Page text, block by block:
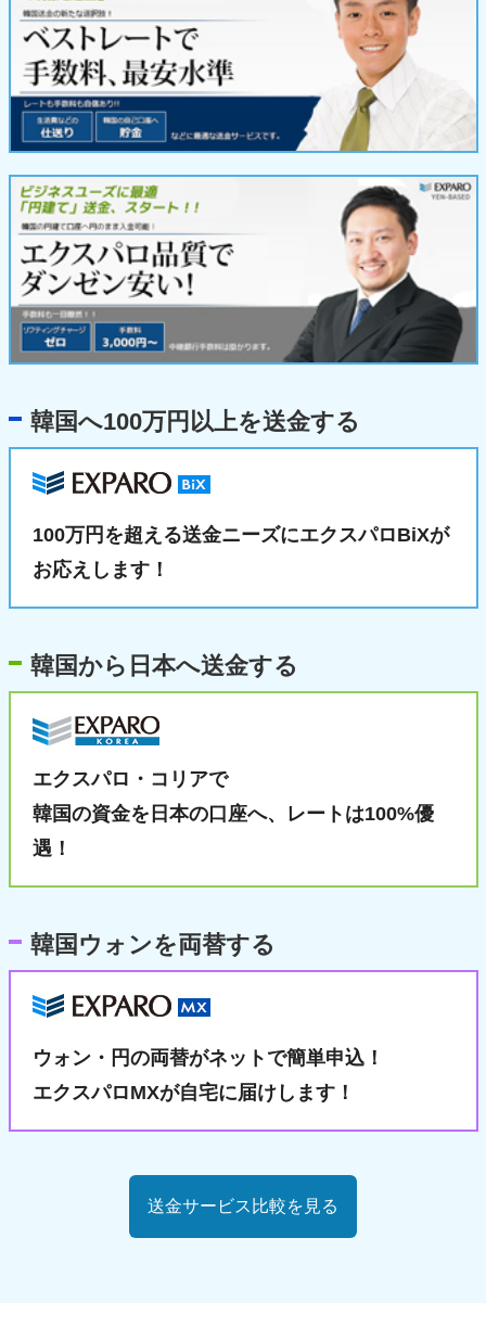
韓国へ100万円以上を送金する
100万円を超える送金ニーズにエクスパロBiXが
お応えします！
韓国から日本へ送金する
エクスパロ・コリアで
韓国の資金を日本の口座へ、
レートは100%優
遇！
韓国ウォンを両替する
ウォン・円の両替がネットで簡単申込！
エクスパロMXが自宅に届けします！
送金サービス比較を見る